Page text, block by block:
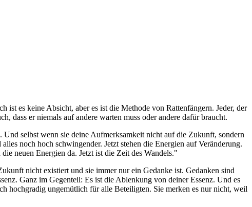
es keine Absicht, aber es ist die Methode von Rattenfängern. Jeder, der
dass er niemals auf andere warten muss oder andere dafür braucht.
selbst wenn sie deine Aufmerksamkeit nicht auf die Zukunft, sondern
noch hoch schwingender. Jetzt stehen die Energien auf Veränderung.
neuen Energien da. Jetzt ist die Zeit des Wandels."
nicht existiert und sie immer nur ein Gedanke ist. Gedanken sind
Ganz im Gegenteil: Es ist die Ablenkung von deiner Essenz. Und es
hochgradig ungemütlich für alle Beteiligten. Sie merken es nur nicht, weil